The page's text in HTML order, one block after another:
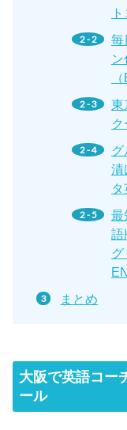
毎
東
ク
グ
漬
タ
最
語
グ
まとめ
大阪で英語コー
ール